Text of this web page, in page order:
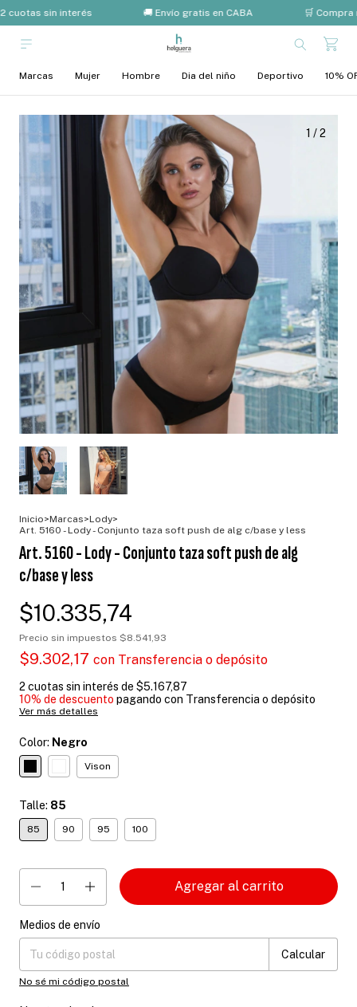
cuotas sin interés 🚚 Envío gratis en CABA 🛒 Compra
Marcas Mujer Hombre Dia del niño Deportivo 10%
1 /2
Inicio>Marcas>Lody>
Art. 5160 - Lody - Conjunto taza soft push de alg c/base y less
Art. 5160 - Lody - Conjunto taza soft push de alg
c/base y less
$10.335,74
Precio sin impuestos $8.541,93
$9.302,17 con Transferencia o depósito
2 cuotas sin interés de $5.167,87
10% de descuento pagando con Transferencia o depósito
Ver más detalles
Color: Negro
Vison
Talle: 85
85 90 95 100
Entregas para el CP:
Medios de envío
Calcular
No sé mi código postal